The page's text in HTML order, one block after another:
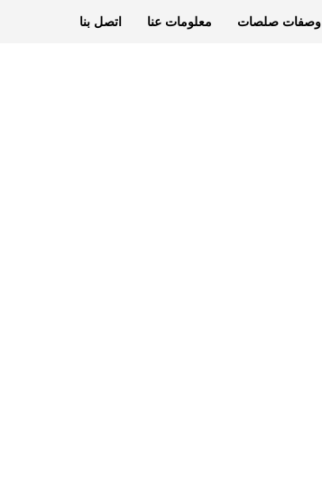
وصفات صلصات معلومات عنا اتصل بنا